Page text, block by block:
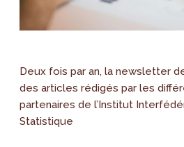
Deux fois par an, la newsletter
des articles rédigés par les
partenaires de l’Institut
Statistique